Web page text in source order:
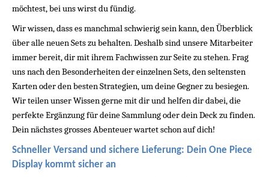
möchtest, bei uns wirst du fündig.
Wir wissen, dass es manchmal schwierig sein kann, den Überblick
über alle neuen Sets zu behalten. Deshalb sind unsere Mitarbeiter
immer bereit, dir mit ihrem Fachwissen zur Seite zu stehen. Frag
uns nach den Besonderheiten der einzelnen Sets, den seltensten
Karten oder den besten Strategien, um deine Gegner zu besiegen.
Wir teilen unser Wissen gerne mit dir und helfen dir dabei, die
perfekte Ergänzung für deine Sammlung oder dein Deck zu finden.
Dein nächstes grosses Abenteuer wartet schon auf dich!
Schneller Versand und sichere Lieferung: Dein One Piece
Display kommt sicher an